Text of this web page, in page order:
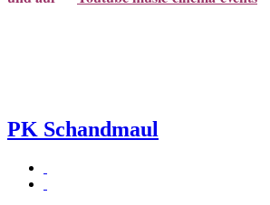
PK Schandmaul